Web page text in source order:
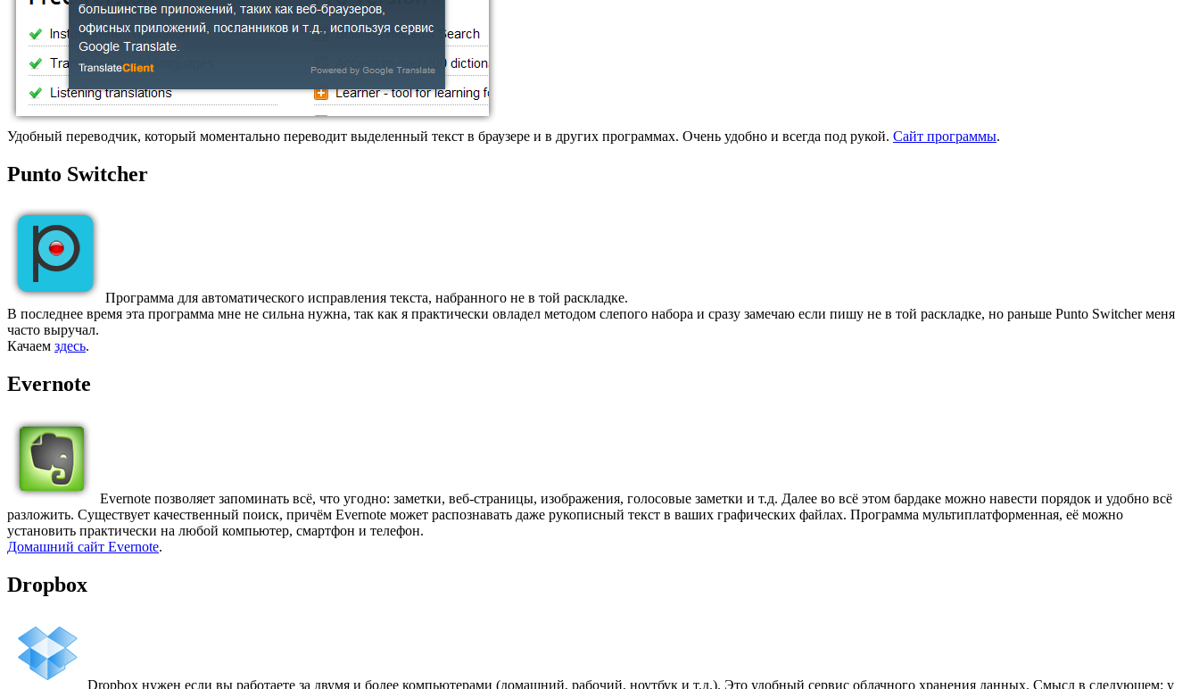
Удобный переводчик, который моментально переводит выделенный текст в браузере и в других программах. Очень удобно и всегда под рукой. Сайт программы.
Punto Switcher
Программа для автоматического исправления текста, набранного не в той раскладке.
В последнее время эта программа мне не сильна нужна, так как я практически овладел методом слепого набора и сразу замечаю если пишу не в той раскладке, но раньше Punto Switcher меня
часто выручал.
Качаем здесь.
Evernote
Evernote позволяет запоминать всё, что угодно: заметки, веб-страницы, изображения, голосовые заметки и т.д. Далее во всё этом бардаке можно навести порядок и удобно всё
разложить. Существует качественный поиск, причём Evernote может распознавать даже рукописный текст в ваших графических файлах. Программа мультиплатформенная, её можно
установить практически на любой компьютер, смартфон и телефон.
Домашний сайт Evernote.
Dropbox
Dropbox нужен если вы работаете за двумя и более компьютерами (домашний, рабочий, ноутбук и т.д.). Это удобный сервис облачного хранения данных. Смысл в следующем: у